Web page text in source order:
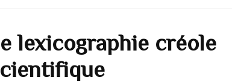
lexicographie créole